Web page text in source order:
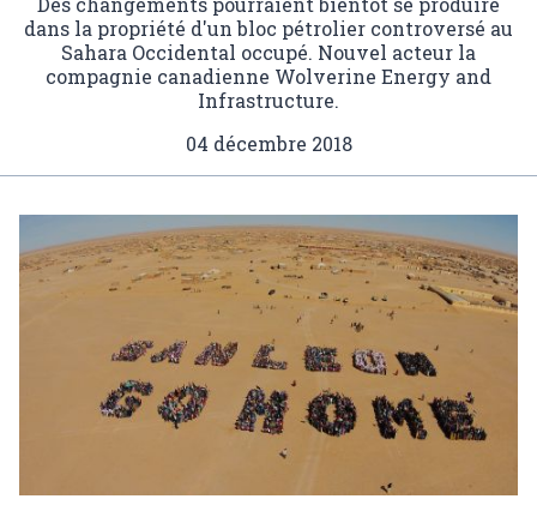
dans la propriété d'un bloc pétrolier controversé au
Sahara Occidental occupé. Nouvel acteur la
compagnie canadienne Wolverine Energy and
Infrastructure.
04 décembre 2018